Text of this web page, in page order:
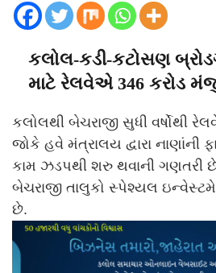
કલોલ-કડી-કટોસણ
માટે રેલવેએ 346 કરોડ
કલોલથી બેચરાજી સુધી વર્ષોથી
જોકે હવે મંત્રાલય દ્વારા નાણાંની
કામ ઝડપથી શરુ થવાની ગણતરી
બેચરાજી તાલુકો સ્પેશ્યલ
છે.